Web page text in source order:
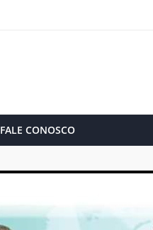
FALE CONOSCO